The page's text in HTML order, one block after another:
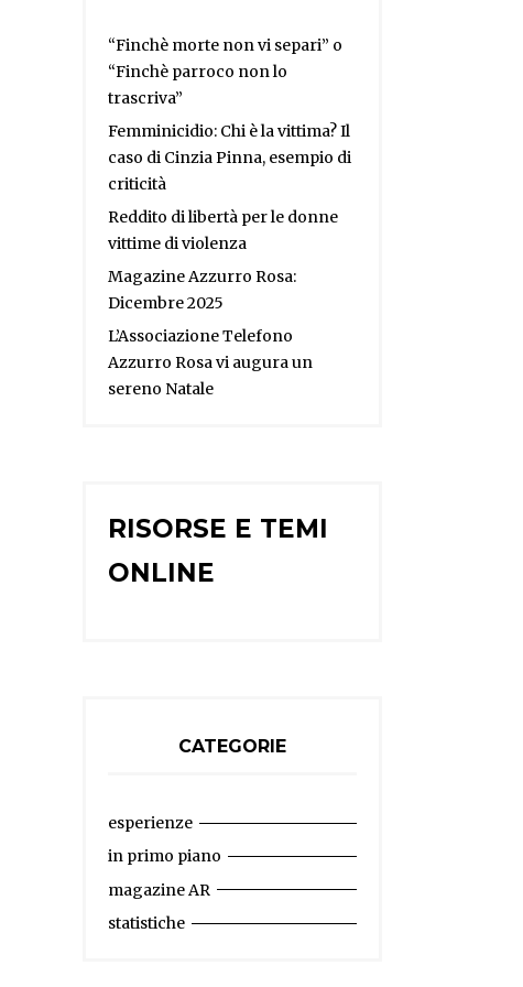
“Finchè morte non vi separi” o
“Finchè parroco non lo
trascriva”
Femminicidio: Chi è la vittima? Il
caso di Cinzia Pinna, esempio di
criticità
Reddito di libertà per le donne
vittime di violenza
Magazine Azzurro Rosa:
Dicembre 2025
L’Associazione Telefono
Azzurro Rosa vi augura un
sereno Natale
RISORSE E TEMI
ONLINE
CATEGORIE
esperienze
in primo piano
magazine AR
statistiche